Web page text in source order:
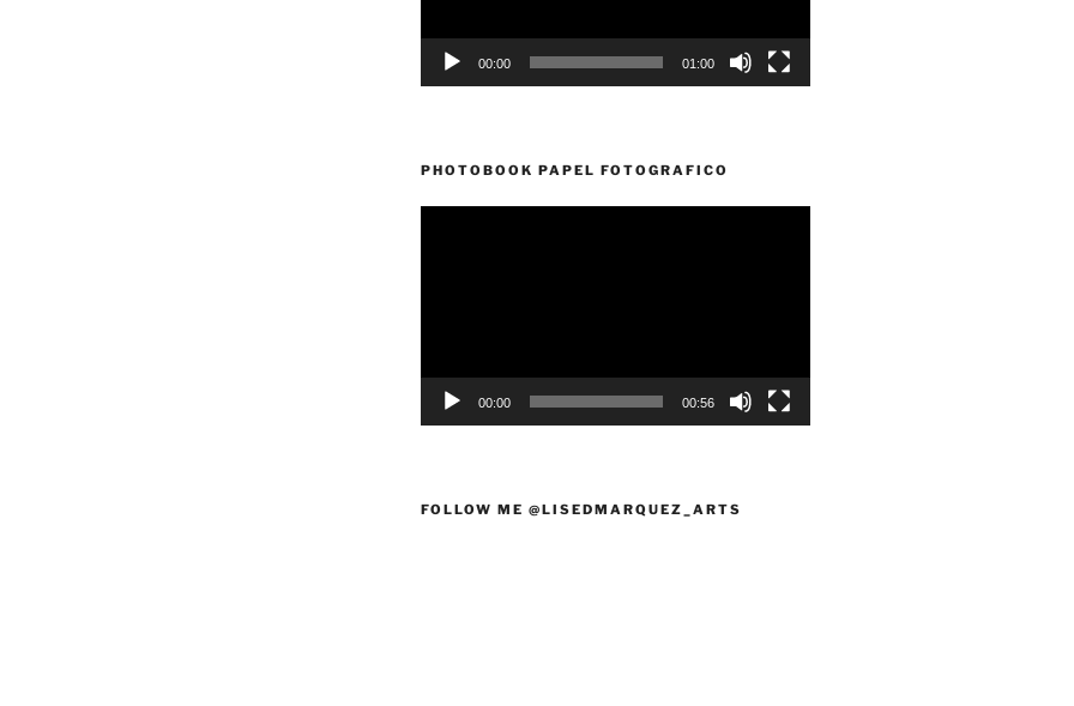
00:00 01:00
PHOTOBOOK PAPEL FOTOGRAFICO
00:00 00:56
FOLLOW ME @LISEDMARQUEZ_ARTS